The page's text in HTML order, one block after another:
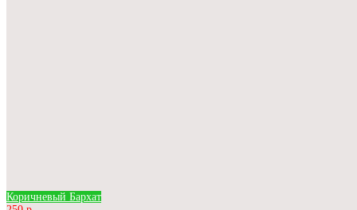
Коричневый Бархат